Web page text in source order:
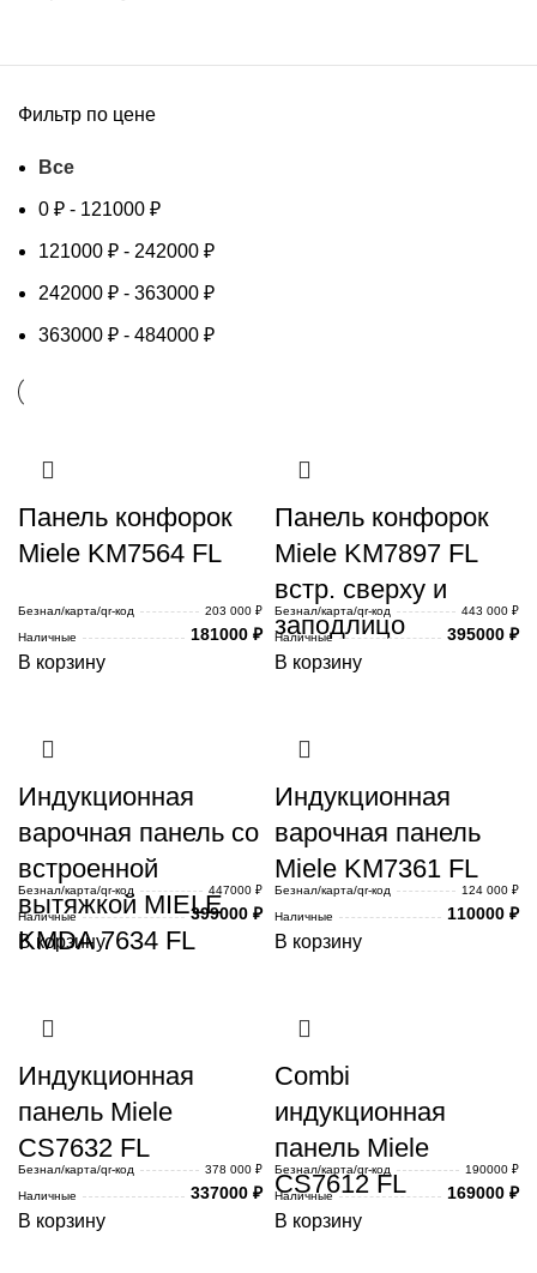
Фильтр по цене
Все
0 ₽ - 121000 ₽
121000 ₽ - 242000 ₽
242000 ₽ - 363000 ₽
363000 ₽ - 484000 ₽
Панель конфорок
Miele KM7564 FL
Безнал/карта/qr-код
203 000 ₽
Наличные
181000 ₽
В корзину
Панель конфорок
Miele KM7897 FL
встр. сверху и
заподлицо
Безнал/карта/qr-код
443 000 ₽
Наличные
395000 ₽
В корзину
Индукционная
варочная панель со
встроенной
вытяжкой MIELE
KMDA 7634 FL
Безнал/карта/qr-код
447000 ₽
Наличные
399000 ₽
В корзину
Индукционная
варочная панель
Miele KM7361 FL
Безнал/карта/qr-код
124 000 ₽
Наличные
110000 ₽
В корзину
Индукционная
панель Miele
CS7632 FL
Безнал/карта/qr-код
378 000 ₽
Наличные
337000 ₽
В корзину
Combi
индукционная
панель Miele
CS7612 FL
Безнал/карта/qr-код
190000 ₽
Наличные
169000 ₽
В корзину